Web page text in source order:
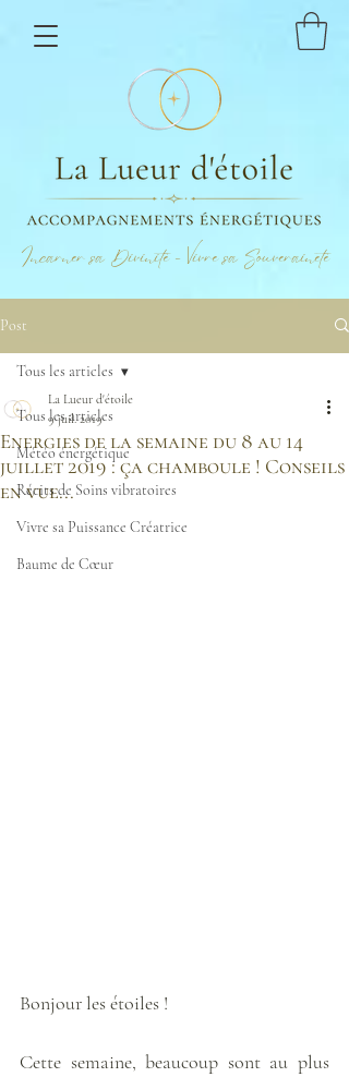
Incarner sa Divinité - Vivre sa Souveraineté
Post
Tous les articles
Météo énergétique
Récits de Soins vibratoires
Vivre sa Puissance Créatrice
Baume de Cœur
Tous les articles
Energies de la semaine du 8 au 14
juillet 2019 : ça chamboule ! Conseils
en vue...
La Lueur d'étoile
9 juil. 2019
Bonjour les étoiles !
Cette semaine, beaucoup sont au plus